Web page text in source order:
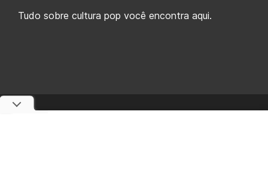
Tudo sobre cultura pop você encontra aqui.